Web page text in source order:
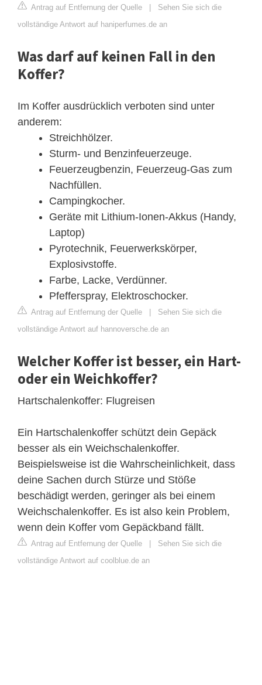
Antrag auf Entfernung der Quelle | Sehen Sie sich die
vollständige Antwort auf haniperfumes.de an
Was darf auf keinen Fall in den
Koffer?
Im Koffer ausdrücklich verboten sind unter
anderem:
Streichhölzer.
Sturm- und Benzinfeuerzeuge.
Feuerzeugbenzin, Feuerzeug-Gas zum
Nachfüllen.
Campingkocher.
Geräte mit Lithium-Ionen-Akkus (Handy,
Laptop)
Pyrotechnik, Feuerwerkskörper,
Explosivstoffe.
Farbe, Lacke, Verdünner.
Pfefferspray, Elektroschocker.
Antrag auf Entfernung der Quelle | Sehen Sie sich die
vollständige Antwort auf hannoversche.de an
Welcher Koffer ist besser, ein Hart-
oder ein Weichkoffer?
Hartschalenkoffer: Flugreisen
Ein Hartschalenkoffer schützt dein Gepäck
besser als ein Weichschalenkoffer.
Beispielsweise ist die Wahrscheinlichkeit, dass
deine Sachen durch Stürze und Stöße
beschädigt werden, geringer als bei einem
Weichschalenkoffer. Es ist also kein Problem,
wenn dein Koffer vom Gepäckband fällt.
Antrag auf Entfernung der Quelle | Sehen Sie sich die
vollständige Antwort auf coolblue.de an